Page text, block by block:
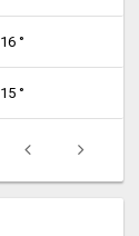
16 °
15 °